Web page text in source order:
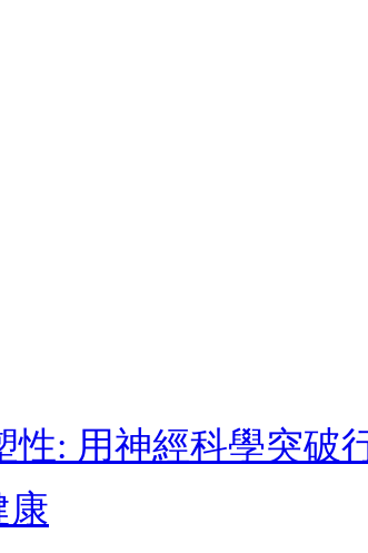
性: 用神經科學突破
康